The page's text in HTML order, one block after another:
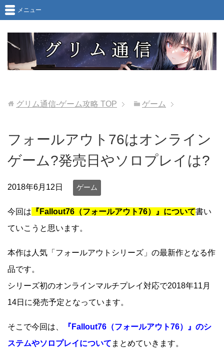
メニュー
グリム通信-ゲーム攻略 TOP ゲーム
フォールアウト76はオンライン
ゲーム?発売日やソロプレイは?
2018年6月12日 ゲーム
今回は 『Fallout76（フォールアウト76）』について書い
ていこうと思います。
本作は人気「フォールアウトシリーズ」の最新作となる作
品です。
シリーズ初のオンラインマルチプレイ対応で2018年11月
14日に発売予定となっています。
そこで今回は、
『Fallout76（フォールアウト76）』のシ
ステムやソロプレイについて まとめていきます。